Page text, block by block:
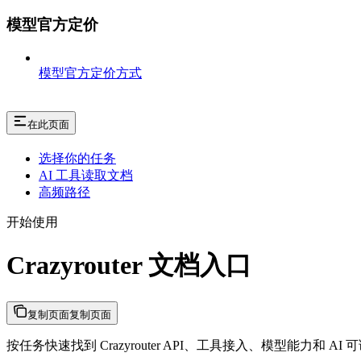
模型官方定价
模型官方定价方式
在此页面
选择你的任务
AI 工具读取文档
高频路径
开始使用
Crazyrouter 文档入口
复制页面复制页面
按任务快速找到 Crazyrouter API、工具接入、模型能力和 AI